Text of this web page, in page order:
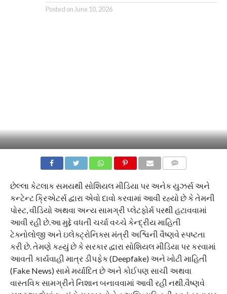
Posted on June 10, 2026
છેલ્લા કેટલાક સમયથી સોશિયલ મીડિયા પર અનેક યુઝર્સ અને
કન્ટેન્ટ ક્રિએટર્સ દ્વારા એવો દાવો કરવામાં આવી રહ્યો છે કે તેમની
પોસ્ટ, વીડિયો અથવા અન્ય સામગ્રી પ્લેટફોર્મ પરથી હટાવવામાં
આવી રહી છે.આ મુદ્દે વધતી ચર્ચા વચ્ચે કેન્દ્રીય માહિતી
ટેક્નોલોજી અને ઇલેક્ટ્રોનિક્સ મંત્રી અશ્વિની વૈષ્ણવે સ્પષ્ટતા
કરી છે. તેમણે કહ્યું છે કે સરકાર દ્વારા સોશિયલ મીડિયા પર કરવામાં
આવતી કાર્યવાહી માત્ર ડીપફેક (Deepfake) અને ખોટી માહિતી
(Fake News) સામે મર્યાદિત છે અને કોઈપણ સાચી અથવા
વાસ્તવિક સામગ્રીને નિશાન બનાવવામાં આવી રહી નથી.વૈષ્ણવે